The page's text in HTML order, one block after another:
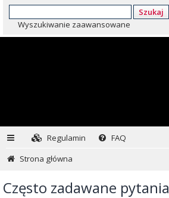
Szukaj
Wyszukiwanie zaawansowane
Regulamin
FAQ
Strona główna
Często zadawane pytania